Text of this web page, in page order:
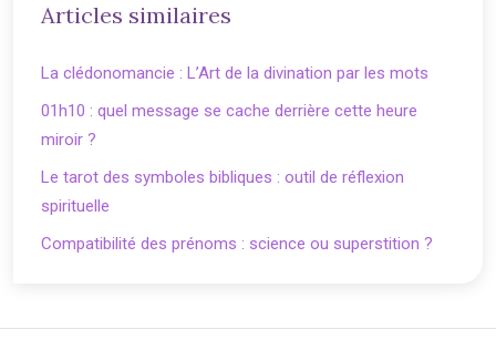
Articles similaires
La clédonomancie : L’Art de la divination par les mots
01h10 : quel message se cache derrière cette heure
miroir ?
Le tarot des symboles bibliques : outil de réflexion
spirituelle
Compatibilité des prénoms : science ou superstition ?